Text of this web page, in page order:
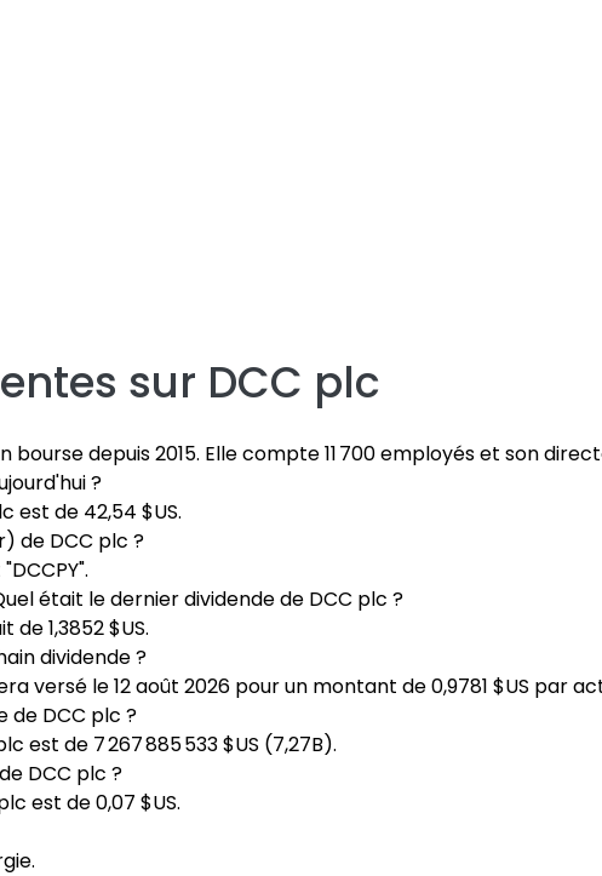
sur DCC plc
depuis 2015. Elle compte 11 700 employés et son
?
est de 42,54 $US.
de DCC plc ?
était le dernier dividende de DCC plc ?
1,3852 $US.
dividende ?
versé le 12 août 2026 pour un montant de 0,9781 $US par
de DCC plc ?
est de 7 267 885 533 $US (7,27B).
DCC plc ?
est de 0,07 $US.